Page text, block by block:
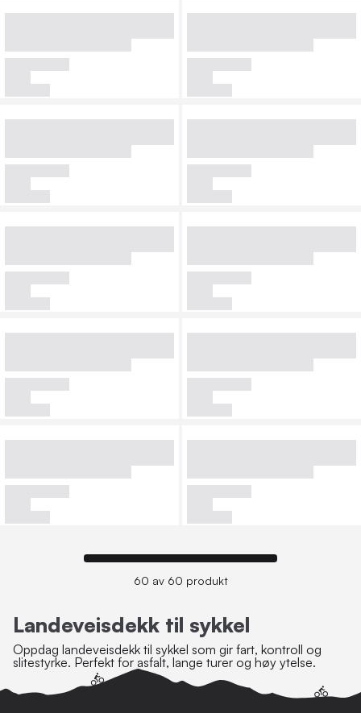
60 av 60 produkt
Landeveisdekk til sykkel
Oppdag landeveisdekk til sykkel som gir fart, kontroll og
slitestyrke. Perfekt for asfalt, lange turer og høy ytelse.